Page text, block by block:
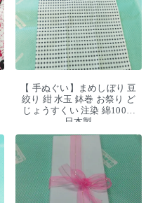
【 手ぬぐい】まめしぼり 豆
絞り 紺 水玉 鉢巻 お祭り ど
じょうすくい 注染 綿100%
日本製